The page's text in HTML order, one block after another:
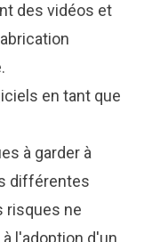
des vidéos et
en tant que
à garder à
différentes
risques ne
l'adoption d'un